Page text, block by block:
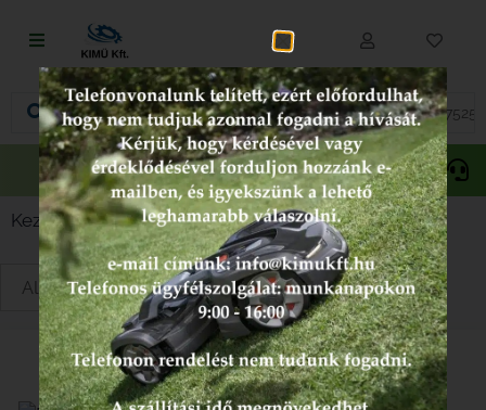
Fűnyírás
Vágás és fűrészelés
Akkumulátoros termékek
Talajápolás és tisztítás
Alkatrészek
Kenőanyagok és kannák
Védőfelszerelés
Akciós
termékek
Gepida Oregon
Kezdőlap/Fűnyíró alkatrészek/ Bowdenek